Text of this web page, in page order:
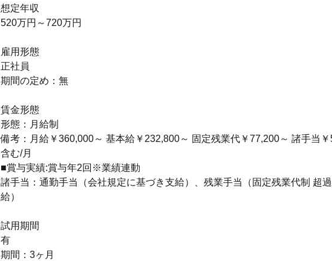
想定年収
520万円～720万円
雇用形態
正社員
期間の定め：無
賃金形態
形態：月給制
備考：月給￥360,000～ 基本給￥232,800～ 固定残業代￥77,200～ 諸手当
含む/月
■賞与実績:賞与年2回※業績連動
諸手当：通勤手当（会社規定に基づき支給）、残業手当（固定残業代制 超
給）
試用期間
有
期間：3ヶ月